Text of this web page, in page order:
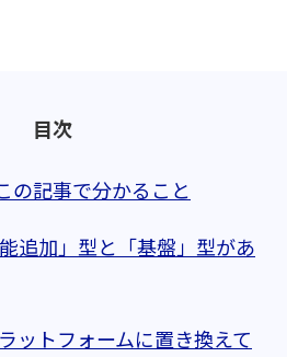
目次
の記事で分かること
追加」型と「基盤」型があ
ットフォームに置き換えて